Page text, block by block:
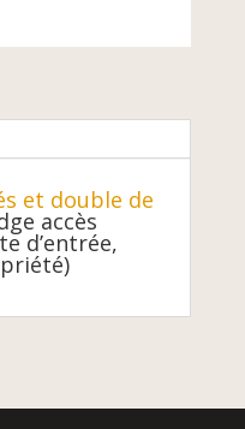
et double de
accès
d’entrée,